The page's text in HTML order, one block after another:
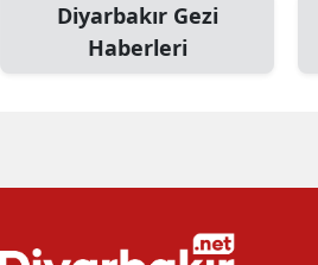
Diyarbakır Gezi
Haberleri